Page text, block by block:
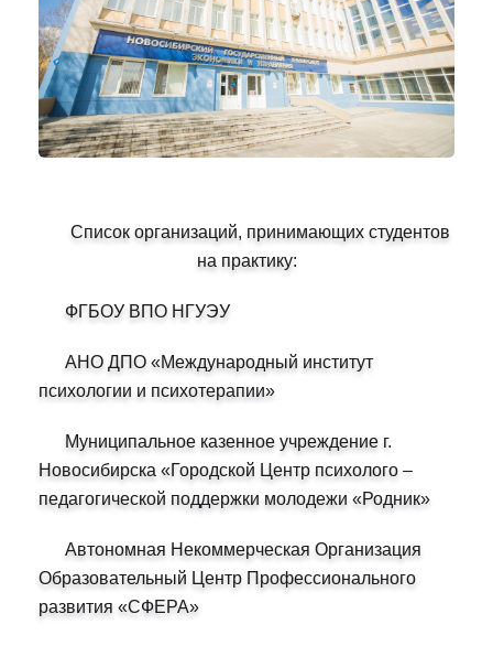
Список организаций, принимающих студентов
на практику:
ФГБОУ ВПО НГУЭУ
АНО ДПО «Международный институт
психологии и психотерапии»
Муниципальное казенное учреждение г.
Новосибирска «Городской Центр психолого –
педагогической поддержки молодежи «Родник»
Автономная Некоммерческая Организация
Образовательный Центр Профессионального
развития «СФЕРА»